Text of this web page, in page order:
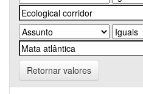
Retornar valores